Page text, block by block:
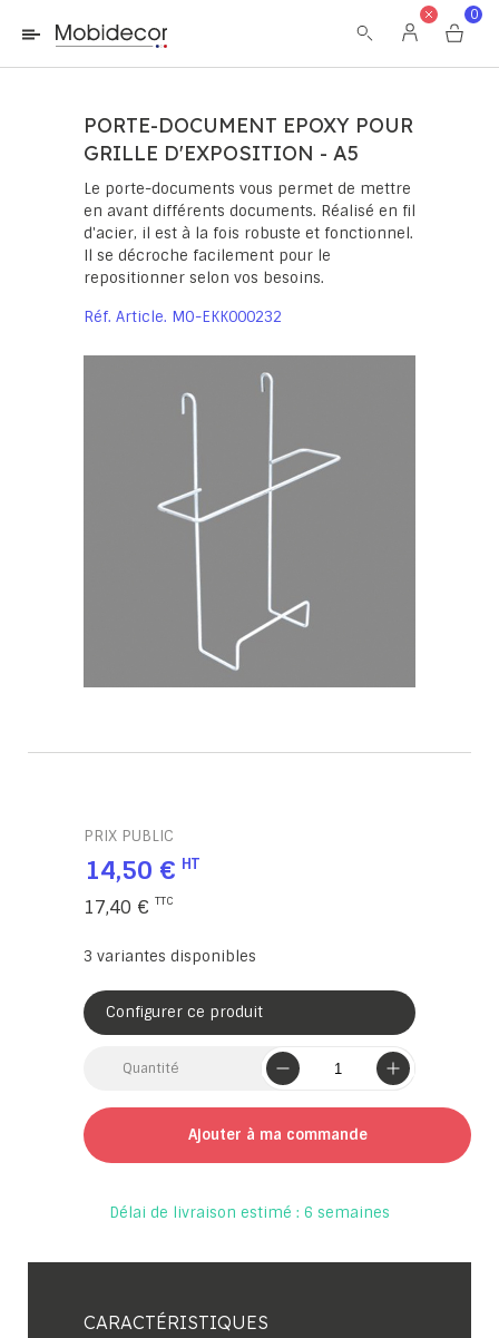
La boutique ne fonctionnera pas correctement dans le cas où
les cookies sont désactivés.
0
PORTE-DOCUMENT EPOXY POUR
GRILLE D'EXPOSITION - A5
Le porte-documents vous permet de mettre
en avant différents documents. Réalisé en fil
d'acier, il est à la fois robuste et fonctionnel.
Il se décroche facilement pour le
repositionner selon vos besoins.
Réf. Article MO-EKK000232
PRIX PUBLIC
14,50 €
17,40 €
3 variantes disponibles
Configurer ce produit
Quantité
Ajouter à ma commande
Délai de livraison estimé : 6 semaines
CARACTÉRISTIQUES